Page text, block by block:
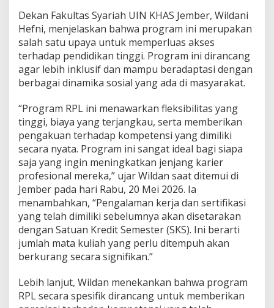
Dekan Fakultas Syariah UIN KHAS Jember, Wildani
Hefni, menjelaskan bahwa program ini merupakan
salah satu upaya untuk memperluas akses
terhadap pendidikan tinggi. Program ini dirancang
agar lebih inklusif dan mampu beradaptasi dengan
berbagai dinamika sosial yang ada di masyarakat.
“Program RPL ini menawarkan fleksibilitas yang
tinggi, biaya yang terjangkau, serta memberikan
pengakuan terhadap kompetensi yang dimiliki
secara nyata. Program ini sangat ideal bagi siapa
saja yang ingin meningkatkan jenjang karier
profesional mereka,” ujar Wildan saat ditemui di
Jember pada hari Rabu, 20 Mei 2026. Ia
menambahkan, “Pengalaman kerja dan sertifikasi
yang telah dimiliki sebelumnya akan disetarakan
dengan Satuan Kredit Semester (SKS). Ini berarti
jumlah mata kuliah yang perlu ditempuh akan
berkurang secara signifikan.”
Lebih lanjut, Wildan menekankan bahwa program
RPL secara spesifik dirancang untuk memberikan